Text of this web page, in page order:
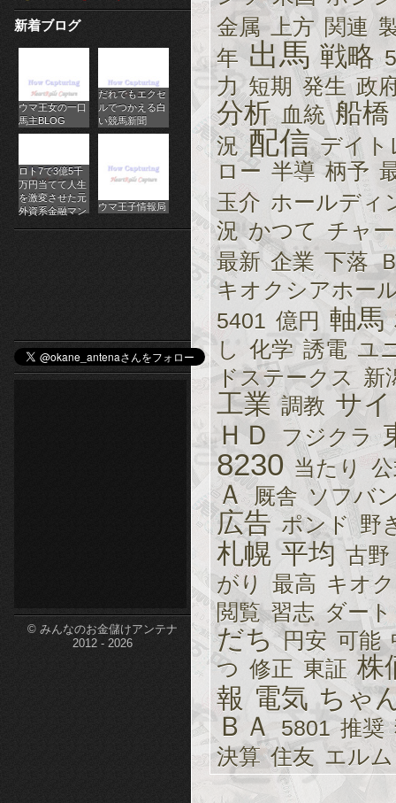
パ
チ
ス
ロ
オ
ン
ラ
イ
ン
カ
ジ
ノ
etc-
新着ブログ
ウマ王女の一口
馬主BLOG
だれでもエクセ
ルでつかえる白
い競馬新聞
ロト7で3億5千
万円当てて人生
を激変させた元
外資系金融マン
ウマ王子情報局
© みんなのお金儲けアンテナ
2012 - 2026
金属
上方 関連
年 出馬 戦略
力 短期 発生 政
分析 血統 船橋
況 配信 デイト
ロー 半導 柄予
玉介 ホールディ
況 かつて チャ
最新 企業 下落
キオクシアホー
5401 億円 軸馬
し 化学 誘電 ユ
ドステークス 新
工業 調教 サ
ＨＤ
フジクラ
8230 当たり
Ａ 厩舎 ソフバ
広告 ポンド 野
札幌 平均 古野
がり
最高 キオ
閲覧 習志 ダート
だち 円安 可能
つ 修正 東証 株
報 電気 ちゃ
ＢＡ
5801 推奨
決算 住友 エル